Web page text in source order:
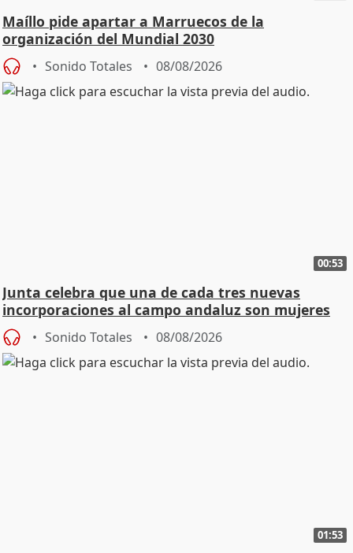
Maíllo pide apartar a Marruecos de la
organización del Mundial 2030
Sonido Totales 08/08/2026
00:53
Junta celebra que una de cada tres nuevas
incorporaciones al campo andaluz son mujeres
jóvenes
Sonido Totales 08/08/2026
01:53